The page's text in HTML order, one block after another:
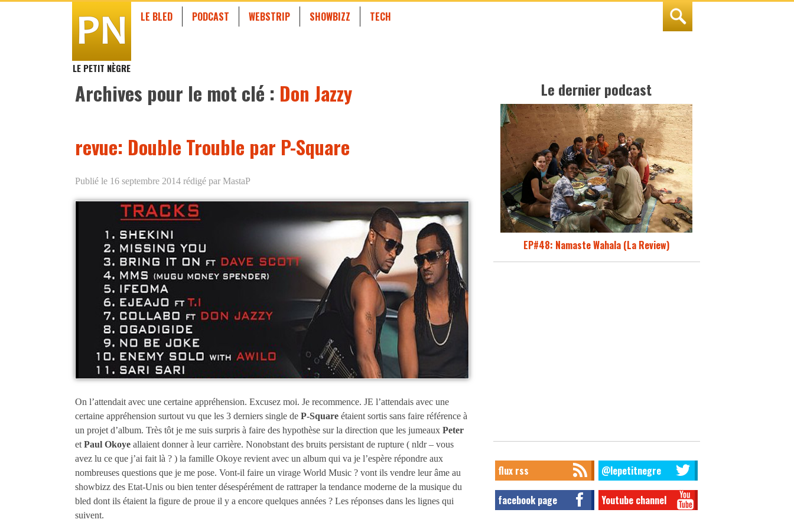
LE PETIT NÈGRE
LE BLED PODCAST WEBSTRIP SHOWBIZZ TECH
Archives pour le mot clé : Don Jazzy
revue: Double Trouble par P-Square
Publié le 16 septembre 2014 rédigé par MastaP
On l’attendait avec une certaine appréhension. Excusez moi. Je recommence. JE l’attendais avec une
certaine appréhension surtout vu que les 3 derniers single de P-Square étaient sortis sans faire référence à
un projet d’album. Très tôt je me suis surpris à faire des hypothèse sur la direction que les jumeaux Peter
et Paul Okoye allaient donner à leur carrière. Nonobstant des bruits persistant de rupture ( nldr – vous
avez lu ce que j’ai fait là ? ) la famille Okoye revient avec un album qui va je l’espère répondre aux
nombreuses questions que je me pose. Vont-il faire un virage World Music ? vont ils vendre leur âme au
showbizz des Etat-Unis ou bien tenter désespérément de rattraper la tendance moderne de la musique du
bled dont ils étaient la figure de proue il y a encore quelques années ? Les réponses dans les lignes qui
suivent.
Le dernier podcast
EP#48: Namaste Wahala (La Review)
flux rss @lepetitnegre
facebook page Youtube channel